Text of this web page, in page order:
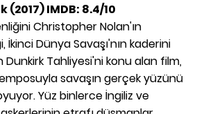
(2017) IMDB: 8.4/10
Christopher Nolan'ın
İkinci Dünya Savaşı'nın kaderini
Dunkirk Tahliyesi'ni konu alan film,
savaşın gerçek yüzünü
Yüz binlerce İngiliz ve